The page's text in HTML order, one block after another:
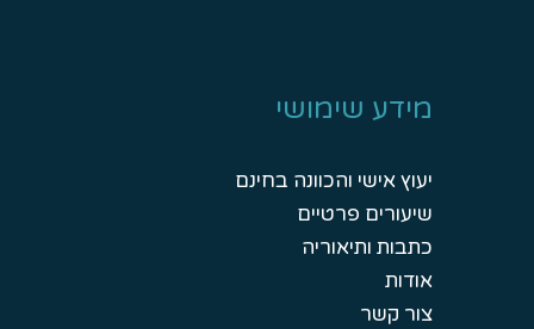
מידע שימושי
יעוץ אישי והכוונה בחינם
שיעורים פרטיים
כתבות ותיאוריה
אודות
צור קשר